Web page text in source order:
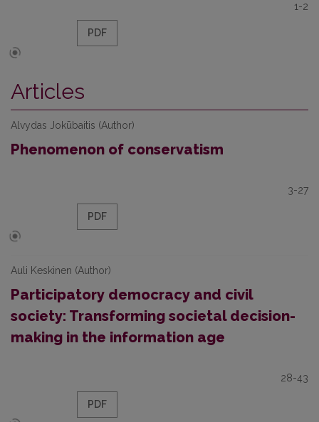
1-2
PDF
Articles
Alvydas Jokūbaitis (Author)
Phenomenon of conservatism
3-27
PDF
Auli Keskinen (Author)
Participatory democracy and civil
society: Transforming societal decision-
making in the information age
28-43
PDF